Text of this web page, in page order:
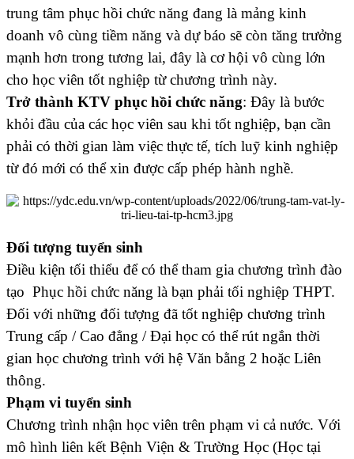
trung tâm phục hồi chức năng đang là mảng kinh
doanh vô cùng tiềm năng và dự báo sẽ còn tăng trưởng
mạnh hơn trong tương lai, đây là cơ hội vô cùng lớn
cho học viên tốt nghiệp từ chương trình này.
Trở thành KTV phục hồi chức năng: Đây là bước
khỏi đầu của các học viên sau khi tốt nghiệp, bạn cần
phải có thời gian làm việc thực tế, tích luỹ kinh nghiệp
từ đó mới có thể xin được cấp phép hành nghề.
Đối tượng tuyển sinh
Điều kiện tối thiểu để có thể tham gia chương trình đào
tạo Phục hồi chức năng là bạn phải tối nghiệp THPT.
Đối với những đối tượng đã tốt nghiệp chương trình
Trung cấp / Cao đẳng / Đại học có thể rút ngắn thời
gian học chương trình với hệ Văn bằng 2 hoặc Liên
thông.
Phạm vi tuyển sinh
Chương trình nhận học viên trên phạm vi cả nước. Với
mô hình liên kết Bệnh Viện & Trường Học (Học tại